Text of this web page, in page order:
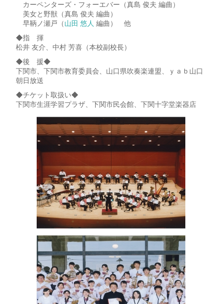
カーペンターズ・フォーエバー（真島 俊夫 編曲）
美女と野獣（真島 俊夫 編曲）
早鞆ノ瀬戸（山田 悠人 編曲） 他
◆指 揮
松井 友介、中村 芳喜（本校副校長）
◆後 援◆
下関市、下関市教育委員会、山口県吹奏楽連盟、ｙａｂ山口
朝日放送
◆チケット取扱い◆
下関市生涯学習プラザ、下関市民会館、下関十字堂楽器店